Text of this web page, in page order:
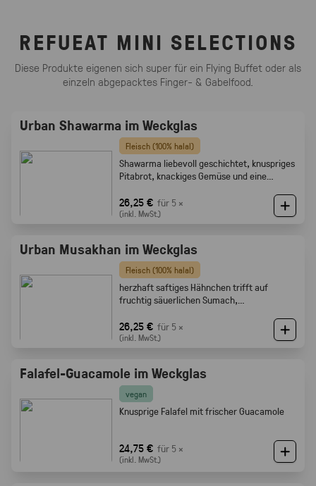
REFUEAT MINI SELECTIONS
Diese Produkte eigenen sich super für ein Flying Buffet oder als
einzeln abgepacktes Finger- & Gabelfood.
Urban Shawarma im Weckglas
Fleisch (100% halal)
Shawarma liebevoll geschichtet, knuspriges
Pitabrot, knackiges Gemüse und eine
26,25 € für 5 ×
(inkl. MwSt.)
Urban Musakhan im Weckglas
Fleisch (100% halal)
herzhaft saftiges Hähnchen trifft auf
fruchtig säuerlichen Sumach,
Röstaromen vom knusprigen Brot
26,25 € für 5 ×
(inkl. MwSt.)
Falafel-Guacamole im Weckglas
vegan
Knusprige Falafel mit frischer Guacamole
24,75 € für 5 ×
(inkl. MwSt.)